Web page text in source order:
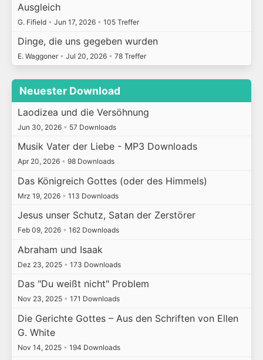
Ausgleich
G. Fifield • Jun 17, 2026 • 105 Treffer
Dinge, die uns gegeben wurden
E. Waggoner • Jul 20, 2026 • 78 Treffer
Neuester Download
Laodizea und die Versöhnung
Jun 30, 2026 • 57 Downloads
Musik Vater der Liebe - MP3 Downloads
Apr 20, 2026 • 98 Downloads
Das Königreich Gottes (oder des Himmels)
Mrz 19, 2026 • 113 Downloads
Jesus unser Schutz, Satan der Zerstörer
Feb 09, 2026 • 162 Downloads
Abraham und Isaak
Dez 23, 2025 • 173 Downloads
Das "Du weißt nicht" Problem
Nov 23, 2025 • 171 Downloads
Die Gerichte Gottes – Aus den Schriften von Ellen
G. White
Nov 14, 2025 • 194 Downloads